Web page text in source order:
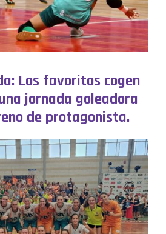
Los favoritos cogen
jornada goleadora
de protagonista.